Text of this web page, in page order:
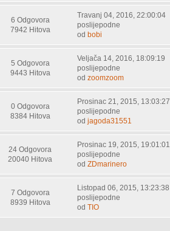
6 Odgovora
7942 Hitova
Travanj 04, 2016, 22:00:04
poslijepodne
odbobi
5 Odgovora
9443 Hitova
Veljača 14, 2016, 18:09:19
poslijepodne
odzoomzoom
0 Odgovora
8384 Hitova
Prosinac 21, 2015, 13:03:27
poslijepodne
odjagoda31551
24 Odgovora
20040 Hitova
Prosinac 19, 2015, 19:01:01
poslijepodne
odZDmarinero
7 Odgovora
8939 Hitova
Listopad 06, 2015, 13:23:38
poslijepodne
odTIO